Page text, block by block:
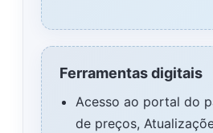
Ferramentas digitais
Acesso ao portal do
de preços,